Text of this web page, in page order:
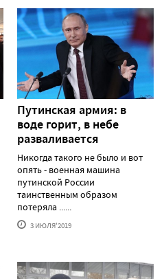
Путинская армия: в
воде горит, в небе
разваливается
Никогда такого не было и вот
опять - военная машина
путинской России
таинственным образом
потеряла ......
3 ИЮЛЯ'2019